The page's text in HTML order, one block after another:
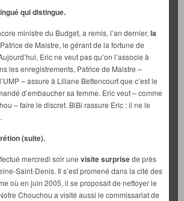
qui distingue.
ministre du Budget, a remis, l’an dernier, la
Patrice de Maistre, le gérant de la fortune de
Eric ne veut pas qu’on l’associe à
les enregistrements, Patrice de Maistre –
– assure à Liliane Bettencourt que c’est le
d’embaucher sa femme. Eric veut – comme
– faire le discret. BiBi rassure Eric : il ne le
(suite).
mercredi soir une visite surprisede près
Saint-Denis. Il s’est promené dans la cité des
où en juin 2005, il se proposait de nettoyer le
Chouchou a visité aussi le commissariat de